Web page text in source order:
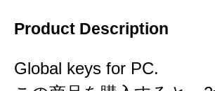
Product Description
Global keys for PC.